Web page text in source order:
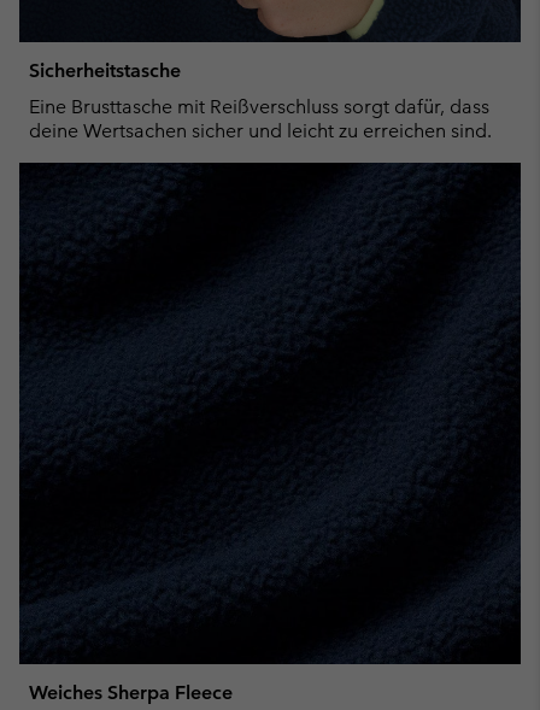
Sicherheitstasche
Eine Brusttasche mit Reißverschluss sorgt dafür, dass
deine Wertsachen sicher und leicht zu erreichen sind.
Weiches Sherpa Fleece